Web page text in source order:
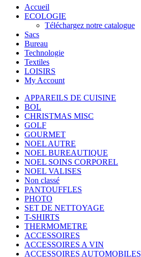
Accueil
ECOLOGIE
Téléchargez notre catalogue
Sacs
Bureau
Technologie
Textiles
LOISIRS
My Account
APPAREILS DE CUISINE
BOL
CHRISTMAS MISC
GOLF
GOURMET
NOEL AUTRE
NOEL BUREAUTIQUE
NOEL SOINS CORPOREL
NOEL VALISES
Non classé
PANTOUFFLES
PHOTO
SET DE NETTOYAGE
T-SHIRTS
THERMOMETRE
ACCESSOIRES
ACCESSOIRES A VIN
ACCESSOIRES AUTOMOBILES